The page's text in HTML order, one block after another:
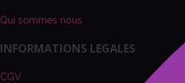
Qui sommes nous
INFORMATIONS LEGALES
CGV